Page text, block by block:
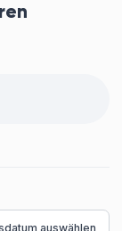
auswählen